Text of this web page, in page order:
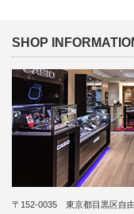
SHOP
〒152-0035 東京都目黒区自